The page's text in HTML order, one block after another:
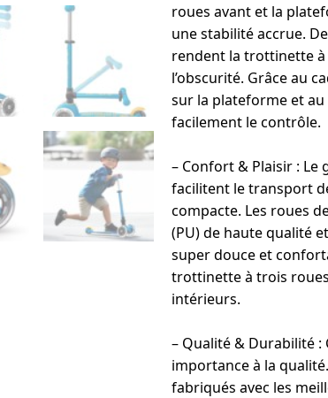
roues avant et la
une stabilité accrue.
rendent la trottinette
l’obscurité. Grâce au
sur la plateforme et
facilement le contrôle.
– Confort & Plaisir : Le
facilitent le transport
compacte. Les roues
(PU) de haute qualité
super douce et
trottinette à trois
intérieurs.
– Qualité & Durabilité
importance à la
fabriqués avec les